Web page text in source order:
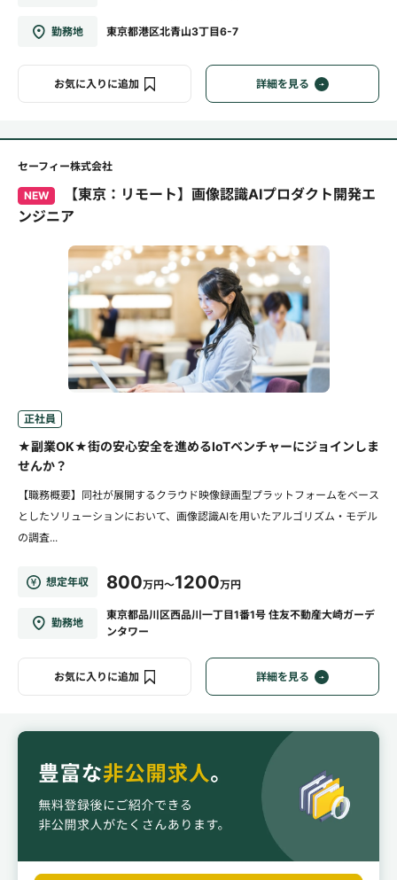
勤務地 東京都港区北青山3丁目6-7
お気に入りに追加 詳細を見る
セーフィー株式会社
NEW
【東京：リモート】画像認識AIプロダクト開発エ
ンジニア
正社員
★副業OK★街の安心安全を進めるIoTベンチャーにジョインしま
せんか？
【職務概要】同社が展開するクラウド映像録画型プラットフォームをベース
としたソリューションにおいて、画像認識AIを用いたアルゴリズム・モデル
の調査...
想定年収 800万円～1200万円
勤務地
東京都品川区西品川一丁目1番1号 住友不動産大崎ガーデ
ンタワー
お気に入りに追加 詳細を見る